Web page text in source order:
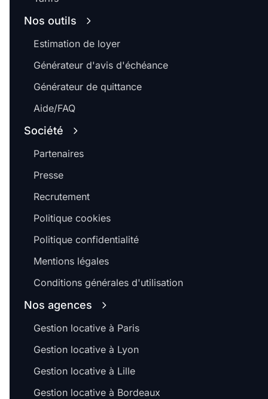
Nos outils
Estimation de loyer
Générateur d'avis d'échéance
Générateur de quittance
Aide/FAQ
Société
Partenaires
Presse
Recrutement
Politique cookies
Politique confidentialité
Mentions légales
Conditions générales d'utilisation
Nos agences
Gestion locative à Paris
Gestion locative à Lyon
Gestion locative à Lille
Gestion locative à Bordeaux